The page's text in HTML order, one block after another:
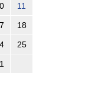
11
18
25